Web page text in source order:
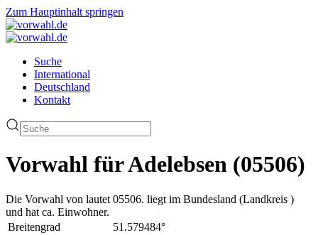
Zum Hauptinhalt springen
Suche
International
Deutschland
Kontakt
Vorwahl für Adelebsen (05506)
Die Vorwahl von lautet 05506. liegt im Bundesland (Landkreis )
und hat ca. Einwohner.
Breitengrad
51.579484°